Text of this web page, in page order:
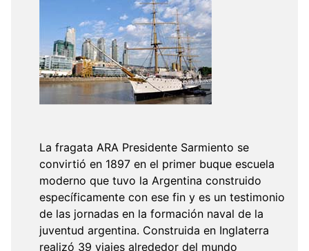
La fragata ARA Presidente Sarmiento se
convirtió en 1897 en el primer buque escuela
moderno que tuvo la Argentina construido
específicamente con ese fin y es un testimonio
de las jornadas en la formación naval de la
juventud argentina. Construida en Inglaterra
realizó 39 viajes alrededor del mundo